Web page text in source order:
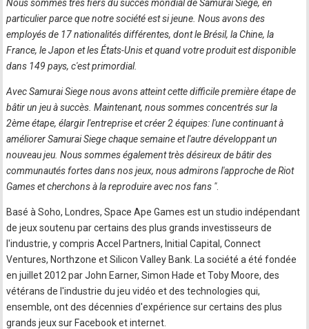
Nous sommes très fiers du succès mondial de Samurai Siege, en
particulier parce que notre société est si jeune. Nous avons des
employés de 17 nationalités différentes, dont le Brésil, la Chine, la
France, le Japon et les États-Unis et quand votre produit est disponible
dans 149 pays, c'est primordial.
Avec Samurai Siege nous avons atteint cette difficile première étape de
bâtir un jeu à succès. Maintenant, nous sommes concentrés sur la
2ème étape, élargir l'entreprise et créer 2 équipes: l'une continuant à
améliorer Samurai Siege chaque semaine et l'autre développant un
nouveau jeu. Nous sommes également très désireux de bâtir des
communautés fortes dans nos jeux, nous admirons l'approche de Riot
Games et cherchons à la reproduire avec nos fans ".
Basé à Soho, Londres, Space Ape Games est un studio indépendant
de jeux soutenu par certains des plus grands investisseurs de
l'industrie, y compris Accel Partners, Initial Capital, Connect
Ventures, Northzone et Silicon Valley Bank. La société a été fondée
en juillet 2012 par John Earner, Simon Hade et Toby Moore, des
vétérans de l'industrie du jeu vidéo et des technologies qui,
ensemble, ont des décennies d'expérience sur certains des plus
grands jeux sur Facebook et internet.